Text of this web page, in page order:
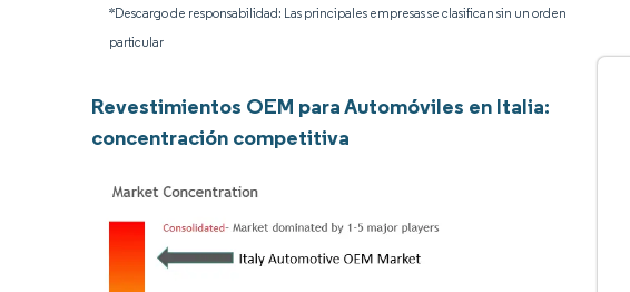
*Descargo de responsabilidad: Las principales empresas se clasifican sin un orden
particular
Revestimientos OEM para Automóviles en Italia:
concentración competitiva